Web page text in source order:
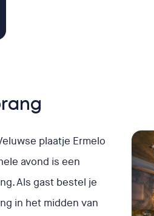
plaatje Ermelo
avond is een
Als gast bestel je
in het midden van